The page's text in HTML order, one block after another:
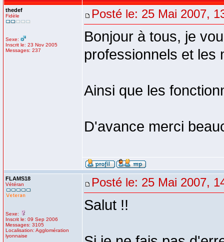
thedef
Fidèle
Sexe:
Inscrit le: 23 Nov 2005
Messages: 237
Posté le: 25 Mai 2007,
Bonjour à tous, je
professionnels et les
Ainsi que les
D'avance merci
FLAMS18
Vétéran
Sexe:
Inscrit le: 09 Sep 2006
Messages: 3105
Localisation: Agglomération
lyonnaise
Posté le: 25 Mai 2007,
Salut !!